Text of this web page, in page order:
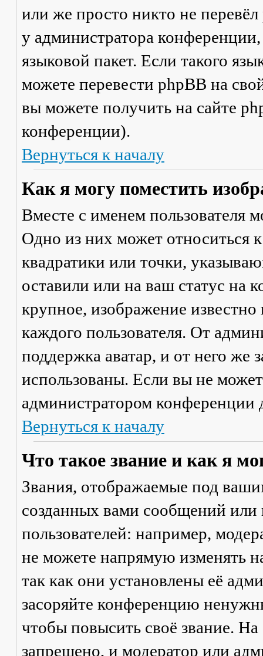
или же просто никто не
у администратора
языковой пакет. Если такого
можете перевести phpBB на
вы можете получить на сайте
конференции).
Вернуться к началу
Как я могу поместить
Вместе с именем пользователя
Одно из них может относиться
квадратики или точки,
оставили или на ваш статус на
крупное, изображение
каждого пользователя. От
поддержка аватар, и от него же
использованы. Если вы не
администратором конференции
Вернуться к началу
Что такое звание и как я
Звания, отображаемые под
созданных вами сообщений
пользователей: например,
не можете напрямую изменять
так как они установлены её
засоряйте конференцию
чтобы повысить своё звание.
запрещено, и модератор или